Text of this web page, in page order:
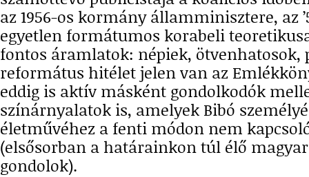
az 1956-os kormány államminisztere, az
egyetlen formátumos korabeli
fontos áramlatok: népiek, ötvenhatosok,
református hitélet jelen van az
eddig is aktív másként gondolkodók
színárnyalatok is, amelyek Bibó
életművéhez a fenti módon nem
(elsősorban a határainkon túl élő
gondolok).